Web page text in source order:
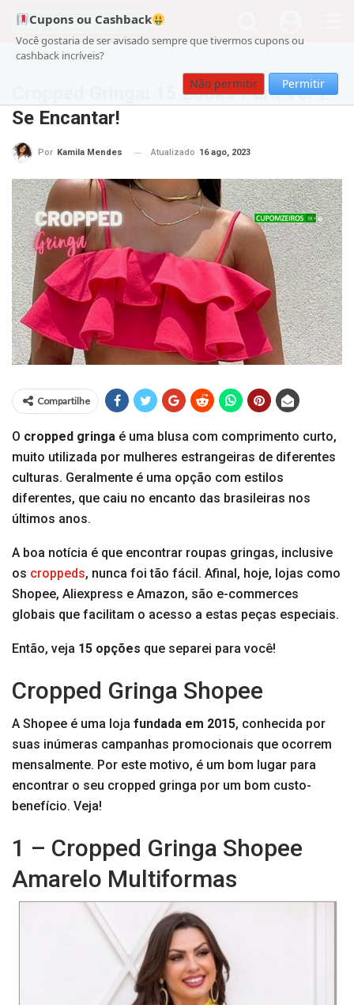
Cupons ou Cashback
Você gostaria de ser avisado sempre que tivermos cupons ou
cashback incríveis?
Não permitir Permitir
Cupom Beleza
Cropped Gringa: 15 Looks Para Ver E
Se Encantar!
Por Kamila Mendes Atualizado 16 ago, 2023
Compartilhe
O cropped gringa é uma blusa com comprimento curto,
muito utilizada por mulheres estrangeiras de diferentes
culturas. Geralmente é uma opção com estilos
diferentes, que caiu no encanto das brasileiras nos
últimos anos.
A boa notícia é que encontrar roupas gringas, inclusive
os croppeds, nunca foi tão fácil. Afinal, hoje, lojas como
Shopee, Aliexpress e Amazon, são e-commerces
globais que facilitam o acesso a estas peças especiais.
Então, veja 15 opções que separei para você!
Cropped Gringa Shopee
A Shopee é uma loja fundada em 2015, conhecida por
suas inúmeras campanhas promocionais que ocorrem
mensalmente. Por este motivo, é um bom lugar para
encontrar o seu cropped gringa por um bom custo-
benefício. Veja!
1 – Cropped Gringa Shopee
Amarelo Multiformas